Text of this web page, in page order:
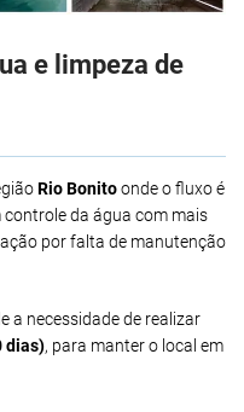
e limpeza de
Rio Bonitoonde o fluxo é
da água com mais
por falta de manutenção
a necessidade de realizar
dias), para manter o local em